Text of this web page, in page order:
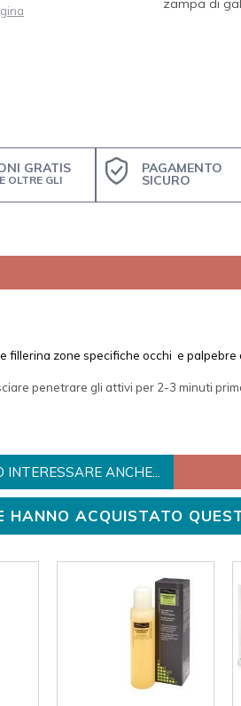
zampa di
GRATIS
OLTRE GLI
PAGAMENTO
SICURO
fillerina zone specifiche occhi e
penetrare gli attivi per 2-3 minuti
INTERESSARE ANCHE...
HANNO ACQUISTATO